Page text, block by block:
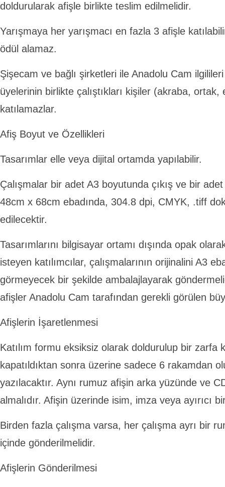
doldurularak afişle birlikte teslim edilmelidir.
Yarışmaya her yarışmacı en fazla 3 afişle
ödül alamaz.
Şişecam ve bağlı şirketleri ile Anadolu Cam
üyelerinin birlikte çalıştıkları kişiler (akraba,
katılamazlar.
Afiş Boyut ve Özellikleri
Tasarımlar elle veya dijital ortamda yapılabilir.
Çalışmalar bir adet A3 boyutunda çıkış ve bir
48cm x 68cm ebadında, 304.8 dpi, CMYK, .tiff
edilecektir.
Tasarımlarını bilgisayar ortamı dışında opak
isteyen katılımcılar, çalışmalarının orijinalini A3
görmeyecek bir şekilde ambalajlayarak
afişler Anadolu Cam tarafından gerekli görülen
Afişlerin İşaretlenmesi
Katılım formu eksiksiz olarak doldurulup bir zarfa
kapatıldıktan sonra üzerine sadece 6 rakamdan
yazılacaktır. Aynı rumuz afişin arka yüzünde ve
almalıdır. Afişin üzerinde isim, imza veya ayırıcı
Birden fazla çalışma varsa, her çalışma ayrı bir
içinde gönderilmelidir.
Afişlerin Gönderilmesi